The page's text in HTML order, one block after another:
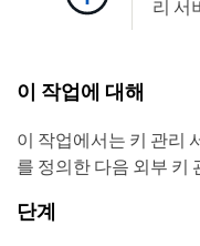
리 서
이 작업에 대해
이 작업에서는 키 관리
를 정의한 다음 외부 키
단계